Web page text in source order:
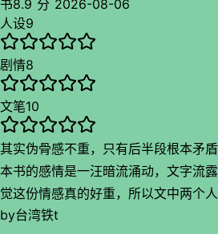
嘛啊！风面对推开咒骂的心碎委屈通
得自己爱人又缠了过来心是软了，但
力委屈还是老样子。
重生这个剧情配上番外我觉得像是在
作爱人看了，但是她又矛盾希望她能
到了极大的责任，我觉得全书都充斥
精神方面的疾病问题看得出很强烈的
了的感觉，所以这俩人中年一直在冷
前会发现自己原来已经做错了好久，
爱她而不是离开。
凑cp配平吧这点我不觉得不好，而且
得好出戏啊啊啊啊，虽然作者文笔不
到这个文笔这作者写狗味还是有一手
许星星这个角色有种劲劲的坏女人感
然我觉得她有时候斗嘴性格显得有点
出立体感只看出矛盾感但是还是挺不
来越魔幻了这是搞啥呢，有点脱离现
甜蜜互动好吗怀念前期，甚至后面看
有点生气啊为啥不能把这个人物写得
如此但是她的处理方式我看着好窝囊
书8.9 分 2026-08-06
人设9
剧情8
文笔10
其实伪骨感不重，只有后半段根本矛
本书的感情是一汪暗流涌动，文字流
觉这份情感真的好重，所以文中两个
伪骨的特色，但是又好克制让我觉得
by台湾铁t